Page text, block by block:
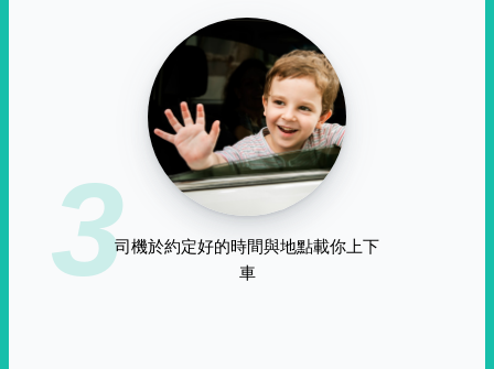
3司機於約定好的時間與地點載你上下
車